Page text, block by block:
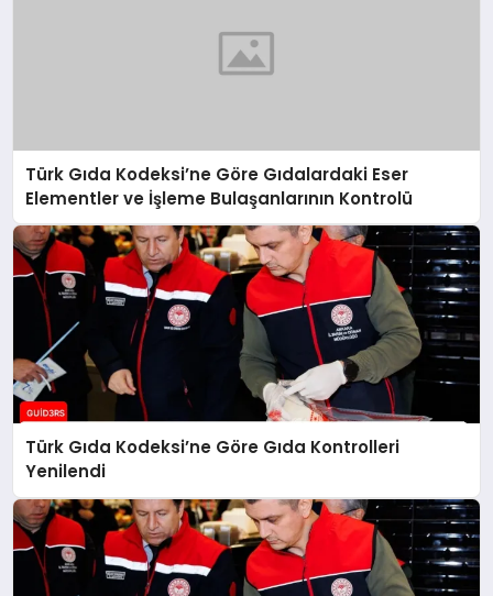
Türk Gıda Kodeksi’ne Göre Gıdalardaki Eser
Elementler ve İşleme Bulaşanlarının Kontrolü
Türk Gıda Kodeksi’ne Göre Gıda Kontrolleri
Yenilendi